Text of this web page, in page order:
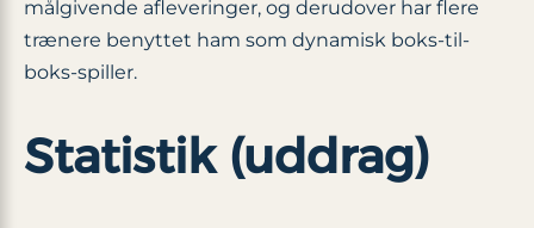
målgivende afleveringer, og derudover har flere
trænere benyttet ham som dynamisk boks-til-
boks-spiller.
Statistik (uddrag)